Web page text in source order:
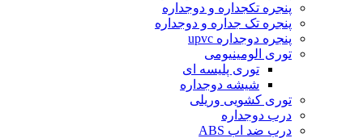
پنجره تکجداره و دوجداره
پنجره تک جداره و دوجداره
پنجره دوجداره upvc
توری الومینیومی
توری پلیسه ای
شیشه دوجداره
توری کشویی وریلی
درب دوجداره
درب ضد اب ABS